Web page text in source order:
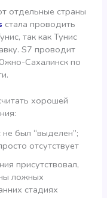
отдельные страны
стала проводить
так как Тунис
S7 проводит
Сахалинск по
хорошей
не был “выделен”;
отсутствует
присутствовал,
ложных
стадиях